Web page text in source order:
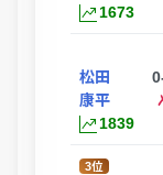
1673
松田
康平
1839
3位